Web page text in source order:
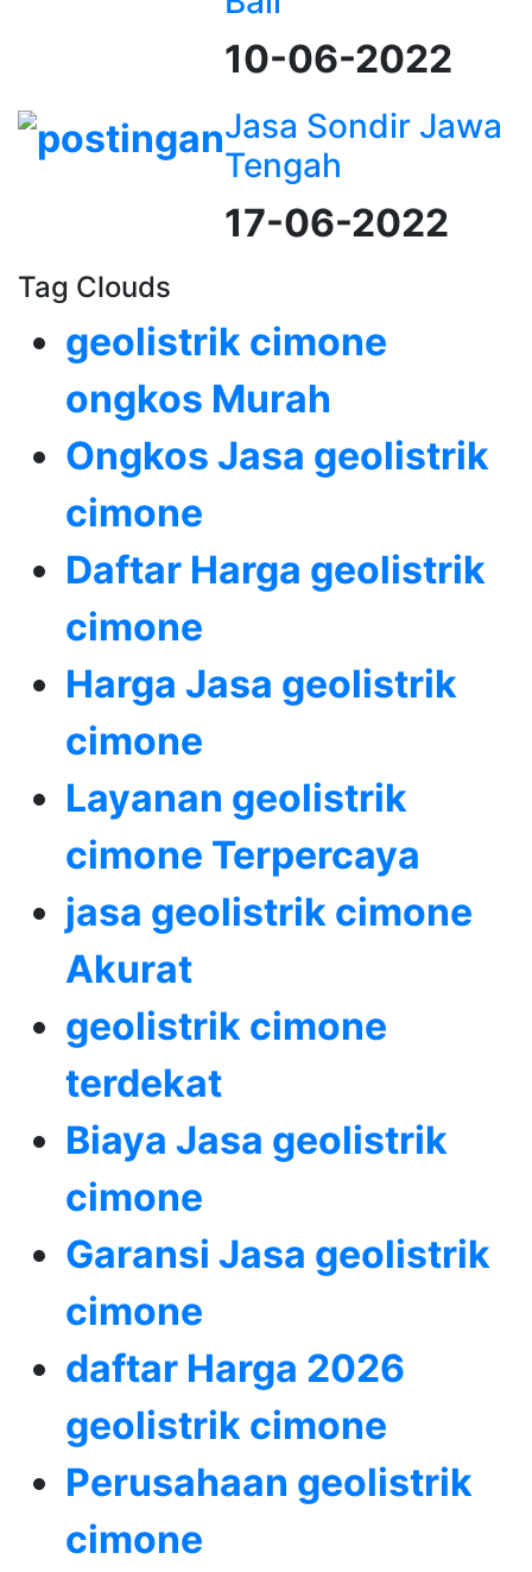
10-06-2022
Jasa Sondir Jawa
Tengah
17-06-2022
Tag Clouds
geolistrik cimone
ongkos Murah
Ongkos Jasa geolistrik
cimone
Daftar Harga geolistrik
cimone
Harga Jasa geolistrik
cimone
Layanan geolistrik
cimone Terpercaya
jasa geolistrik cimone
Akurat
geolistrik cimone
terdekat
Biaya Jasa geolistrik
cimone
Garansi Jasa geolistrik
cimone
daftar Harga 2026
geolistrik cimone
Perusahaan geolistrik
cimone